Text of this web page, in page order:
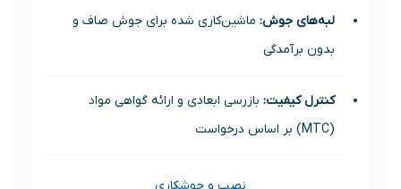
لبه‌های جوش: ماشین‌کاری شده برای جوش صاف و
بدون برآمدگی
کنترل کیفیت: بازرسی ابعادی و ارائه گواهی مواد
(MTC) بر اساس درخواست